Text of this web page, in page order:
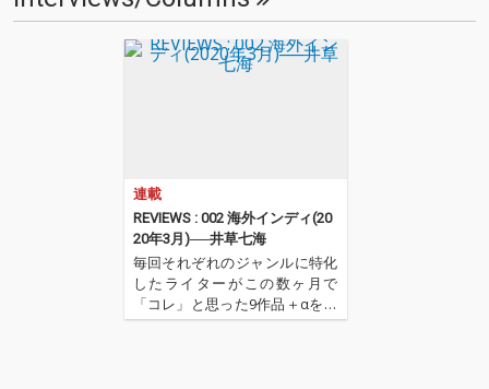
連載
REVIEWS : 002 海外インディ(20
20年3月)──井草七海
毎回それぞれのジャンルに特化
したライターがこの数ヶ月で
「コレ」と思った9作品＋αを紹
介するコーナー。今回はTURN